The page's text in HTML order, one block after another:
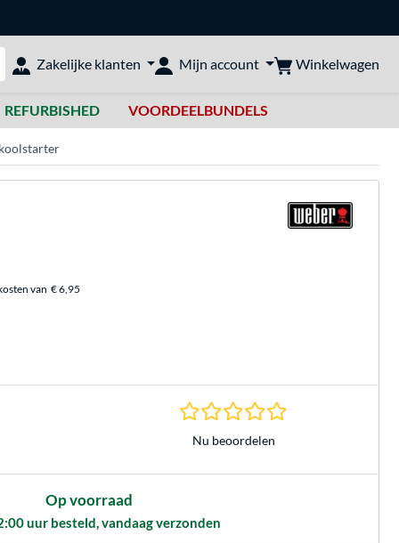
doorzoeken
Zakelijke klanten Mijn account Winkelwagen
REFURBISHED VOORDEELBUNDELS
van € 6,95
0.0 sterren
Nu beoordelen
Op voorraad
uur besteld, vandaag verzonden